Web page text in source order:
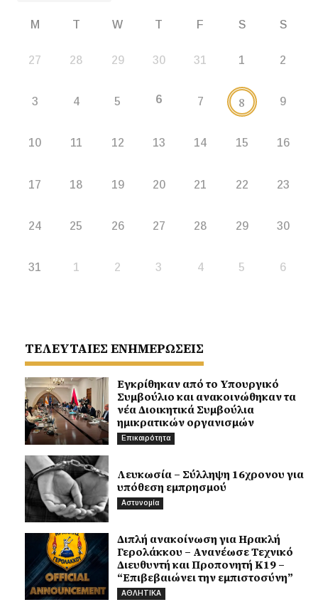
M T W T F S S
27 28 29 30 31 1 2
3 4 5 6 7 8 9
10 11 12 13 14 15 16
17 18 19 20 21 22 23
24 25 26 27 28 29 30
31 1 2 3 4 5 6
ΤΕΛΕΥΤΑΙΕΣ ΕΝΗΜΕΡΩΣΕΙΣ
Εγκρίθηκαν από το Υπουργικό
Συμβούλιο και ανακοινώθηκαν τα
νέα Διοικητικά Συμβούλια
ημικρατικών οργανισμών
Επικαιρότητα
Λευκωσία – Σύλληψη 16χρονου για
υπόθεση εμπρησμού
Αστυνομία
Διπλή ανακοίνωση για Ηρακλή
Γερολάκκου – Ανανέωσε Τεχνικό
Διευθυντή και Προπονητή Κ19 –
“Επιβεβαιώνει την εμπιστοσύνη”
ΑΘΛΗΤΙΚΑ